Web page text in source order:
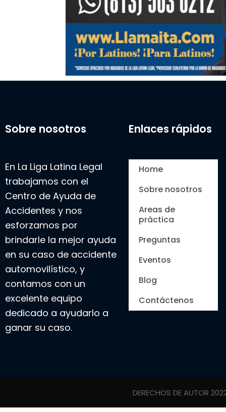
Sobre nosotros
En La Liga Latina Legal
trabajamos con el
Centro de Ayuda de
Accidentes y nos
esforzamos por
brindarle la mejor ayuda
en su caso de accidente
automovilístico, y
contamos con un
excelente equipo
dedicado a ayudarlo a
ganar su caso.
Enlaces rápidos
Home
Sobre nosotros
Areas de
práctica
Preguntas
Eventos
Blog
Contáctenos
DERECHOS DE AUTOR